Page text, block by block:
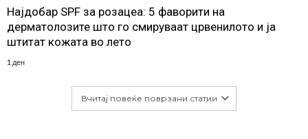
Најдобар SPF за розацеа: 5 фаворити на
дерматолозите што го смируваат црвенилото и ја
штитат кожата во лето
1 ден
Вчитај повеќе поврзани статии